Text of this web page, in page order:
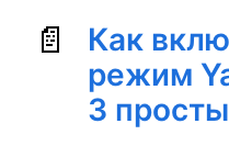
Как
режим
3